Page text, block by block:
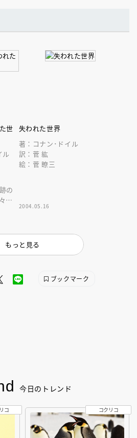
世
ル
の
が
！
失われた世界
著：コナン･ドイル
訳：菅 紘
絵：菅 瞭三
2004.05.16
もっと見る
ブックマーク
今日のトレンド
コ コクリコ